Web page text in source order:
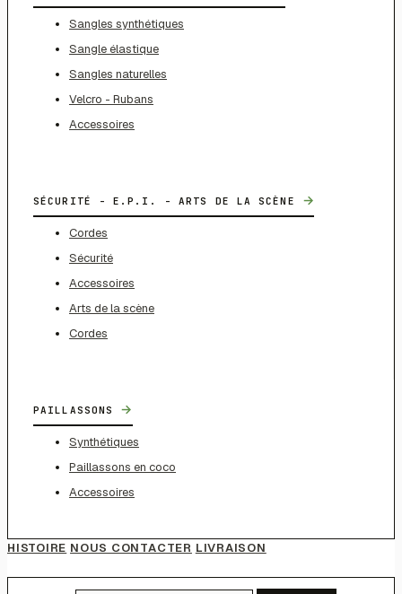
Sangles synthétiques
Sangle élastique
Sangles naturelles
Velcro - Rubans
Accessoires
SÉCURITÉ - E.P.I. - ARTS DE LA SCÈNE →
Cordes
Sécurité
Accessoires
Arts de la scène
Cordes
PAILLASSONS →
Synthétiques
Paillassons en coco
Accessoires
HISTOIRE NOUS CONTACTER LIVRAISON